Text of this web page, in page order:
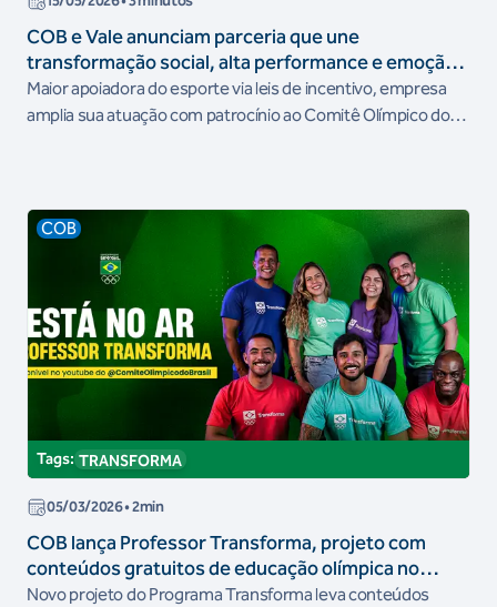
COB e Vale anunciam parceria que une
transformação social, alta performance e emoção
pelo esporte
Maior apoiadora do esporte via leis de incentivo, empresa
amplia sua atuação com patrocínio ao Comitê Olímpico do
COB
Tags: TRANSFORMA
05/03/2026• 2min
COB lança Professor Transforma, projeto com
conteúdos gratuitos de educação olímpica no
YouTube
Novo projeto do Programa Transforma leva conteúdos